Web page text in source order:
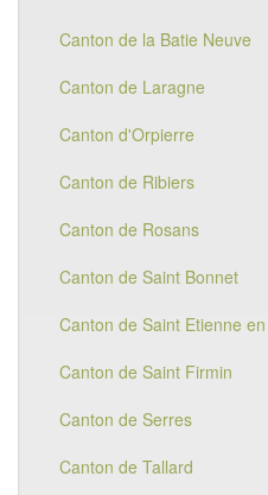
Canton de la Batie Neuve
Canton de Laragne
Canton d'Orpierre
Canton de Ribiers
Canton de Rosans
Canton de Saint Bonnet
Canton de Saint Etienne
Canton de Saint Firmin
Canton de Serres
Canton de Tallard